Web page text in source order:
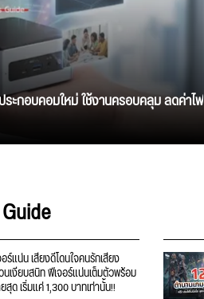
กอบคอมใหม่ ใช้งานครอบคลุม ลดค่าไฟ
แน่น เสียงดีโดนใจคนรักเสียง
เงียบสนิท ฟีเจอร์แน่นเต็มตัวพร้อม
ด เริ่มแค่ 1,300 บาทเท่านั้น!!